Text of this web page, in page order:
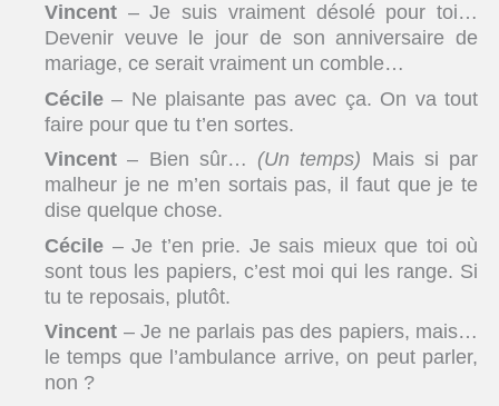
Vincent – Je suis vraiment désolé pour toi…
Devenir veuve le jour de son anniversaire de
mariage, ce serait vraiment un comble…
Cécile – Ne plaisante pas avec ça. On va tout
faire pour que tu t’en sortes.
Vincent – Bien sûr… (Un temps) Mais si par
malheur je ne m’en sortais pas, il faut que je te
dise quelque chose.
Cécile – Je t’en prie. Je sais mieux que toi où
sont tous les papiers, c’est moi qui les range. Si
tu te reposais, plutôt.
Vincent – Je ne parlais pas des papiers, mais…
le temps que l’ambulance arrive, on peut parler,
non ?